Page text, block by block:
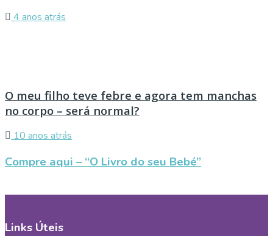
4 anos atrás
O meu filho teve febre e agora tem manchas
no corpo – será normal?
10 anos atrás
Compre aqui – “O Livro do seu Bebé”
Links Úteis